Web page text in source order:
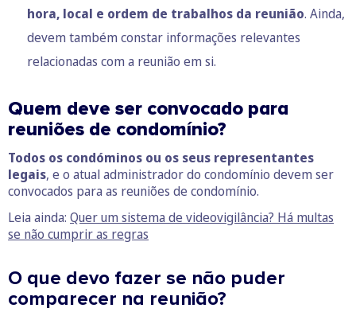
hora, local e ordem de trabalhos da reunião. Ainda,
devem também constar informações relevantes
relacionadas com a reunião em si.
Quem deve ser convocado para
reuniões de condomínio?
Todos os condóminos ou os seus representantes
legais, e o atual administrador do condomínio devem ser
convocados para as reuniões de condomínio.
Leia ainda: Quer um sistema de videovigilância? Há multas
se não cumprir as regras
O que devo fazer se não puder
comparecer na reunião?